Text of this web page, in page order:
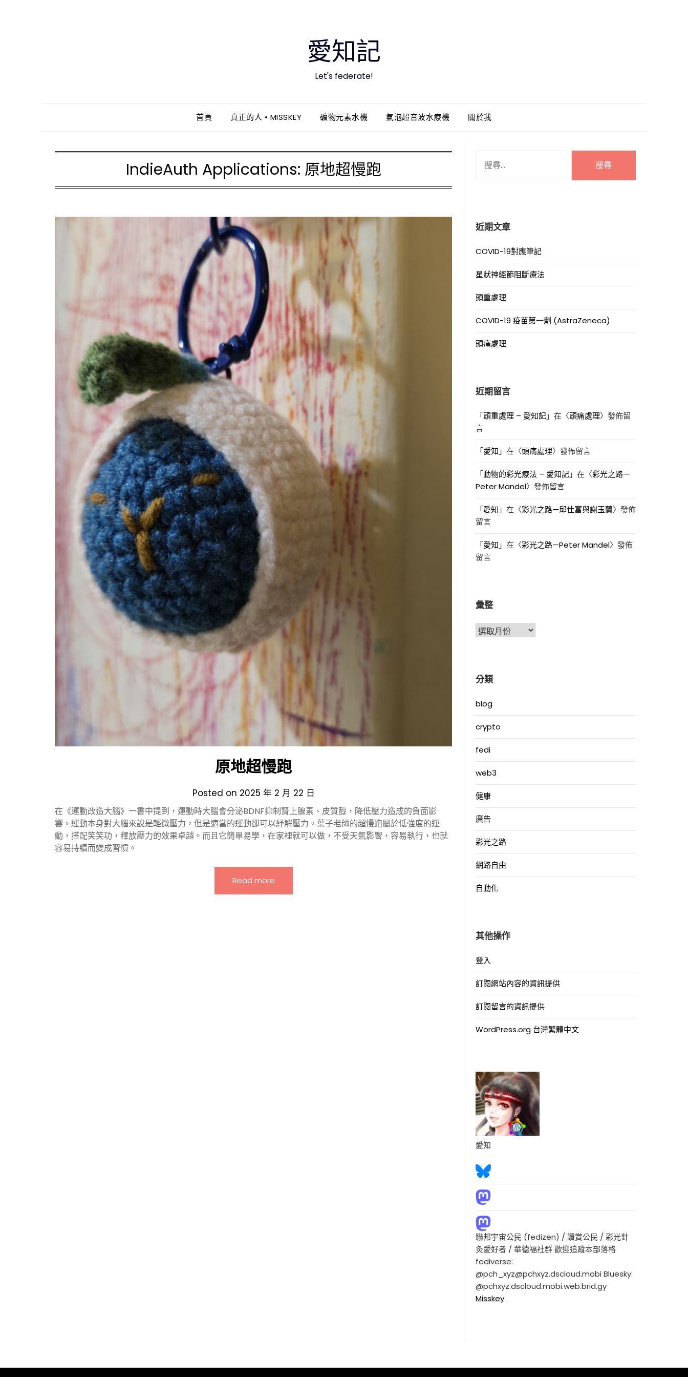
愛知記
Let's federate!
首頁 真正的人 • MISSKEY 礦物元素水機 氣泡超音波水療機 關於我
IndieAuth Applications: 原地超慢跑
原地超慢跑
Posted on 2025 年 2 月 22 日
在《運動改造大腦》一書中提到，運動時大腦會分泌BDNF抑制腎上腺素、皮質醇，降低壓力造成的負面影
響。運動本身對大腦來說是輕微壓力，但是適當的運動卻可以紓解壓力。葉子老師的超慢跑屬於低強度的運
動，搭配笑笑功，釋放壓力的效果卓越。而且它簡單易學，在家裡就可以做，不受天氣影響，容易執行，也就
容易持續而變成習慣。
Read more
關
近期文章
COVID-19對應筆記
星狀神經節阻斷療法
頭重處理
COVID-19 疫苗第一劑 (AstraZeneca)
頭痛處理
近期留言
「頭重處理 – 愛知記」在〈頭痛處理〉發佈留
言
「愛知 」在〈頭痛處理〉發佈留言
「動物的彩光療法 – 愛知記」在〈彩光之路—
Peter Mandel〉發佈留言
「愛知 」在〈彩光之路—邱仕富與謝玉蘭〉發佈
留言
「愛知 」在〈彩光之路—Peter Mandel〉發佈
留言
彙整
彙
分類
blog
crypto
fedi
web3
健康
廣告
彩光之路
網路自由
自動化
其他操作
登入
訂閱網站內容的資訊提供
訂閱留言的資訊提供
WordPress.org 台灣繁體中文
愛知
聯邦宇宙公民 (fedizen) / 讚賞公民 / 彩光針
灸愛好者 / 華德福社群 歡迎追蹤本部落格
fediverse:
@pch_xyz@pchxyz.dscloud.mobi Bluesky:
@pchxyz.dscloud.mobi.web.brid.gy
Misskey